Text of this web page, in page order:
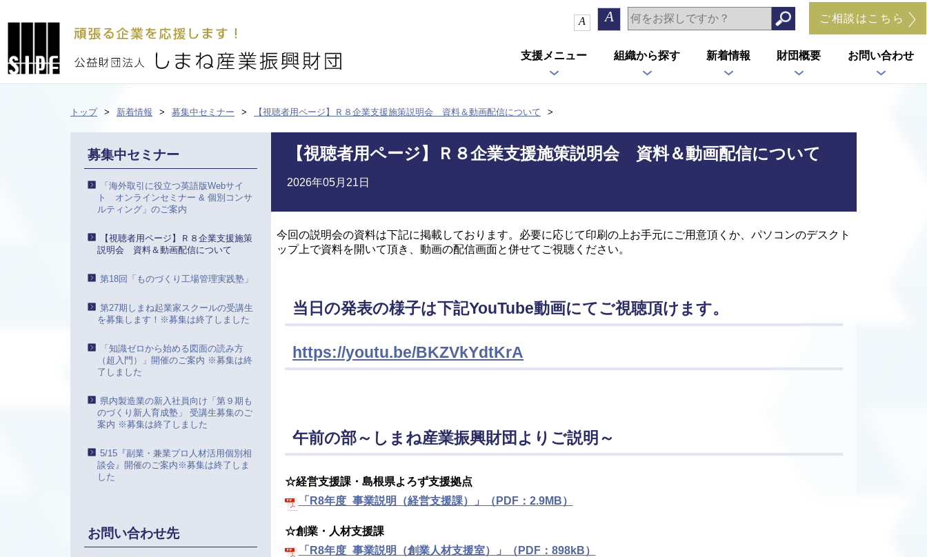
A A ご相談はこちら
支援メニュー 組織から探す 新着情報 財団概要 お問い合わせ
トップ 新着情報 募集中セミナー 【視聴者用ページ】Ｒ８企業支援施策説明会 資料＆動画配信について
【視聴者用ページ】Ｒ８企業支援施策説明会 資料＆動画配信について
2026年05月21日
今回の説明会の資料は下記に掲載しております。必要に応じて印刷の上お手元にご用意頂くか、パソコンのデスクト
ップ上で資料を開いて頂き、動画の配信画面と併せてご視聴ください。
当日の発表の様子は下記YouTube動画にてご視聴頂けます。
https://youtu.be/BKZVkYdtKrA
午前の部～しまね産業振興財団よりご説明～
☆経営支援課・島根県よろず支援拠点
「R8年度_事業説明（経営支援課）」（PDF：2.9MB）
☆創業・人材支援課
「R8年度_事業説明（創業人材支援室）」（PDF：898kB）
募集中セミナー
「海外取引に役立つ英語版Webサイ
ト オンラインセミナー & 個別コンサ
ルティング」のご案内
【視聴者用ページ】Ｒ８企業支援施策
説明会 資料＆動画配信について
第18回「ものづくり工場管理実践塾」
第27期しまね起業家スクールの受講生
を募集します！※募集は終了しました
「知識ゼロから始める図面の読み方
（超入門）」開催のご案内 ※募集は終
了しました
県内製造業の新入社員向け「第９期も
のづくり新人育成塾」 受講生募集のご
案内 ※募集は終了しました
5/15『副業・兼業プロ人材活用個別相
談会』開催のご案内※募集は終了しま
した
お問い合わせ先